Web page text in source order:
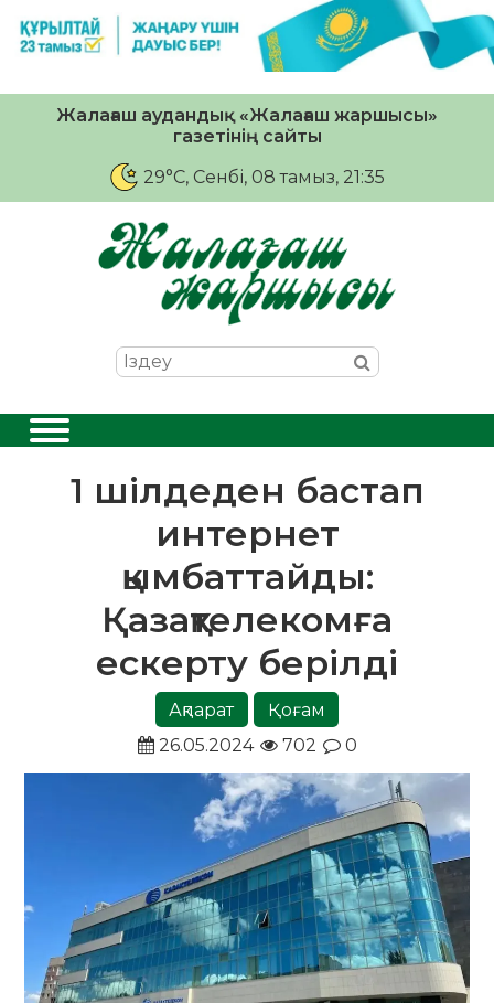
Жалағаш аудандық «Жалағаш жаршысы»
газетінің сайты
29°C, Сенбі, 08 тамыз, 21:35
1 шілдеден бастап
интернет
қымбаттайды:
Қазақтелекомға
ескерту берілді
Ақпарат
Қоғам
26.05.2024
702 0